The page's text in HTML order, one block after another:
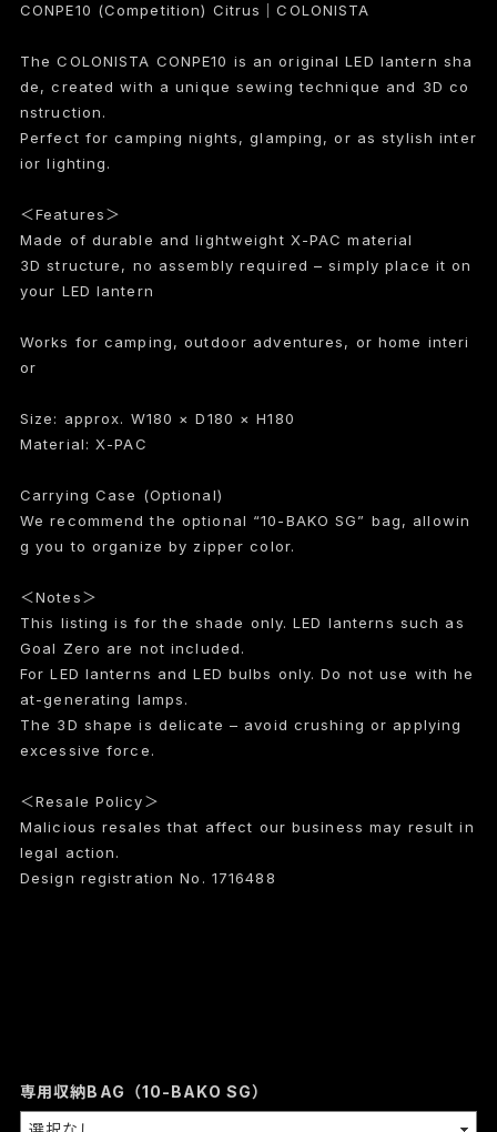
CONPE10 (Competition) Citrus｜COLONISTA
The COLONISTA CONPE10 is an original LED lantern sha
de, created with a unique sewing technique and 3D co
nstruction.
Perfect for camping nights, glamping, or as stylish inter
ior lighting.
＜Features＞
Made of durable and lightweight X-PAC material
3D structure, no assembly required – simply place it on
your LED lantern
Works for camping, outdoor adventures, or home interi
or
Size: approx. W180 × D180 × H180
Material: X-PAC
Carrying Case (Optional)
We recommend the optional “10-BAKO SG” bag, allowin
g you to organize by zipper color.
＜Notes＞
This listing is for the shade only. LED lanterns such as
Goal Zero are not included.
For LED lanterns and LED bulbs only. Do not use with he
at-generating lamps.
The 3D shape is delicate – avoid crushing or applying
excessive force.
＜Resale Policy＞
Malicious resales that affect our business may result in
legal action.
Design registration No. 1716488
専用収納BAG（10-BAKO SG）